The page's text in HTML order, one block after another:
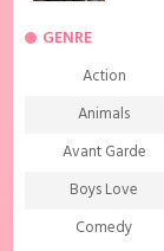
GENRE
Action
Animals
Avant Garde
Boys Love
Comedy